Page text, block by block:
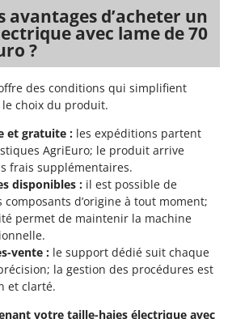
avantages d’acheter un
avec lame de 70
?
des conditions qui simplifient
choix du produit.
et gratuite : les expéditions partent
AgriEuro; le produit arrive
frais supplémentaires.
disponibles : il est possible de
d’origine à tout moment;
permet de maintenir la machine
vente : le support dédié suit chaque
la gestion des procédures est
et clarté.
votre taille-haies électrique avec